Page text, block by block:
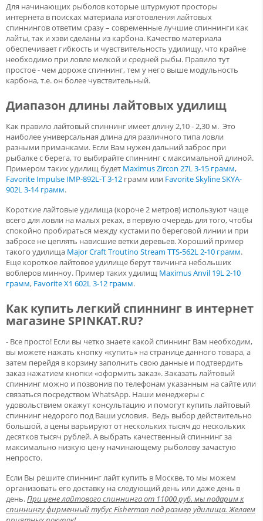
Для начинающих рыболов которые штурмуют просторы
интернета в поисках материала изготовления лайтовых
спиннингов ответим сразу – современные лучшие спиннинги как
лайты, так и хэви сделаны из карбона. Качество материала
обеспечивает гибкость и чувствительность удилищу, что крайне
необходимо при ловле мелкой и средней рыбы. Правило тут
простое - чем дороже спиннинг, тем у него выше модульность
карбона, т.е. он более чувствительный.
Диапазон длины лайтовых удилищ
Как правило лайтовый спиннинг имеет длину 2,10 - 2,30 м. Это
наиболее универсальная длина для различного типа ловли
разными приманками. Если Вам нужен дальний заброс при
рыбалке с берега, то выбирайте спиннинг с максимальной длиной.
Примером таких удилищ будет Maximus Zircon 27L 3-15 грамм,
Favorite Impulse IMP-892L-T 3-12 грамм или Favorite Skyline SKYA-
902L 3-14 грамм.
Короткие лайтовые удилища (короче 2 метров) используют чаще
всего для ловли на малых реках, в первую очередь для того, чтобы
спокойно пробираться между кустами по береговой линии и при
забросе не цеплять нависшие ветки деревьев. Хороший пример
такого удилища Major Craft Troutino Stream TTS-562L 2-10 грамм.
Еще короткое лайтовое удилище берут твичинга небольших
воблеров минноу. Пример таких удилищ Maximus Anvil 19L 2-10
грамм, Favorite X1 602L 3-12 грамм.
Как купить легкий спиннинг в интернет
магазине SPINKAT.RU?
- Все просто! Если вы четко знаете какой спиннинг Вам необходим,
вы можете нажать кнопку «купить» на странице данного товара, а
затем перейдя в корзину заполнить свою данные и подтвердить
заказ нажатием кнопки «оформить заказ». Заказать лайтовый
спиннинг можно и позвонив по телефонам указанным на сайте или
связаться посредством WhatsApp. Наши менеджеры с
удовольствием окажут консультацию и помогут купить лайтовый
спиннинг недорого под Ваши условия. Ведь выбор действительно
большой, а цены варьируют от нескольких тысяч до нескольких
десятков тысяч рублей. А выбрать качественный спиннинг за
максимально низкую цену начинающему рыболову зачастую
непросто.
Если Вы решите спиннинг лайт купить в Москве, то мы можем
организовать его доставку на следующий день или даже день в
день.При цене лайтового спиннинга от 11000 руб. мы подарим к
спиннингу фирменный тубус Fisherman под размер удилища. Желаем